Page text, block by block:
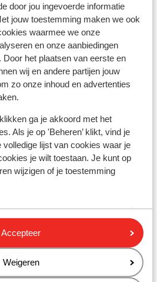
door jou ingevoerde informatie
jouw toestemming maken we ook
waarmee we onze
en onze aanbiedingen
Door het plaatsen van eerste en
wij en andere partijen jouw
zo onze inhoud en advertenties
ga je akkoord met het
Als je op 'Beheren’ klikt, vind je
volledige lijst van cookies waar je
je wilt toestaan. Je kunt op
wijzigen of je toestemming
Accepteer
Weigeren
environ 500 mètres
de ski environ 1500
mécaniques
matériel de ski
- Domaine de
Blanc